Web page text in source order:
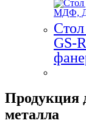
GS-
Продукция
металла